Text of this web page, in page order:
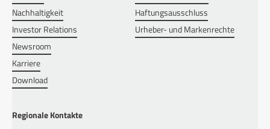
Nachhaltigkeit
Investor Relations
Newsroom
Karriere
Download
Haftungsausschluss
Urheber- und Markenrechte
Regionale Kontakte